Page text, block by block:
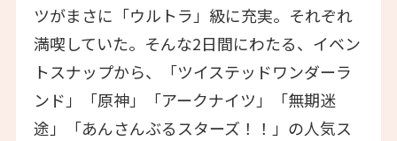
ツがまさに「ウルトラ」級に充実。それぞれ
満喫していた。そんな2日間にわたる、イベン
トスナップから、「ツイステッドワンダーラ
ンド」「原神」「アークナイツ」「無期迷
途」「あんさんぶるスターズ！！」の人気ス